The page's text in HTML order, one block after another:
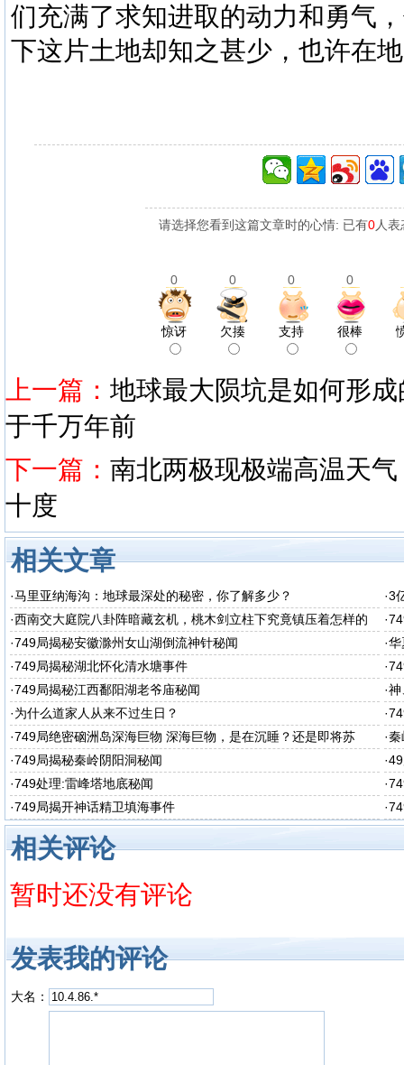
们充满了求知进取的动力和勇气
下这片土地却知之甚少，也许在
请选择您看到这篇文章时的心情: 已有0人
0 0 0 0
惊讶 欠揍 支持 很棒
上一篇： 地球最大陨坑是如何形
于千万年前
下一篇： 南北两极现极端高温天
十度
相关文章
·马里亚纳海沟：地球最深处的秘密，你了解多少？ ·3
·西南交大庭院八卦阵暗藏玄机，桃木剑立柱下究竟镇压着怎样的
秘密呢
·
·749局揭秘安徽滁州女山湖倒流神针秘闻 ·华
·749局揭秘湖北怀化清水塘事件 ·
·749局揭秘江西鄱阳湖老爷庙秘闻 ·神
·为什么道家人从来不过生日？ ·
·749局绝密硇洲岛深海巨物 深海巨物，是在沉睡？还是即将苏
醒？
·秦
·749局揭秘秦岭阴阳洞秘闻 ·
·749处理:雷峰塔地底秘闻 ·
·749局揭开神话精卫填海事件 ·
相关评论
暂时还没有评论
发表我的评论
大名：